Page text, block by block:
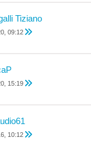
Tiziano
09:12
15:19
10:12